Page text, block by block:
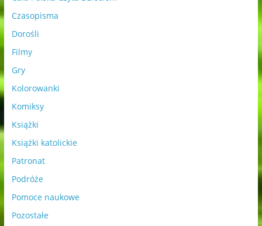
Czasopisma
Dorośli
Filmy
Gry
Kolorowanki
Komiksy
Książki
Książki katolickie
Patronat
Podróże
Pomoce naukowe
Pozostałe